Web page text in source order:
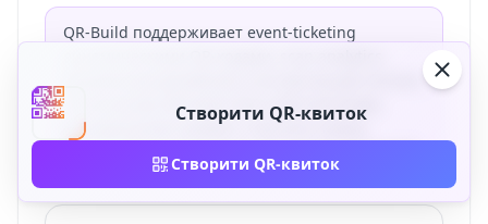
QR-Build поддерживает event-ticketing
фирменным дизайном и экспортом для печати.
Статические QR могут быть бесплатными,
динамические требуют платного плана;
проверяйте актуальные цены перед покупкой.
Створити QR-квиток
Створити QR-квиток